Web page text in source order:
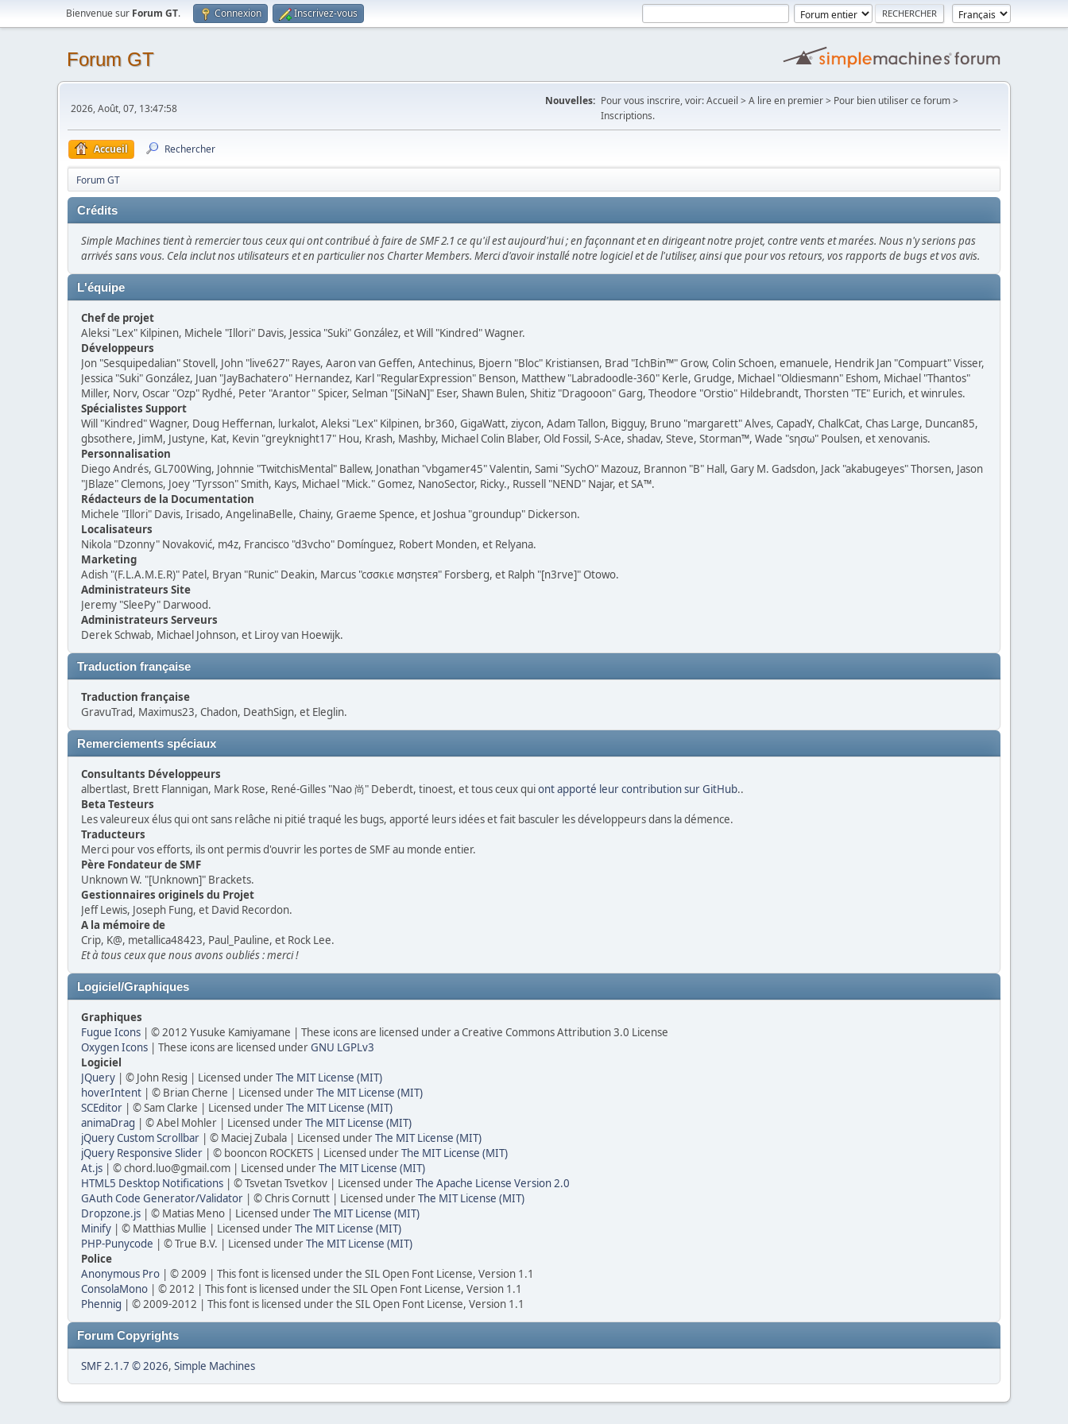
Bienvenue sur Forum GT. Connexion Inscrivez-vous
Forum GT
2026, Août, 07, 13:47:58
Nouvelles: Pour vous inscrire, voir: Accueil > A lire en premier > Pour bien utiliser ce forum >
Inscriptions.
Accueil Rechercher
Forum GT
Crédits
Simple Machines tient à remercier tous ceux qui ont contribué à faire de SMF 2.1 ce qu'il est aujourd'hui ; en façonnant et en dirigeant notre projet, contre vents et marées. Nous n'y serions pas
arrivés sans vous. Cela inclut nos utilisateurs et en particulier nos Charter Members. Merci d'avoir installé notre logiciel et de l'utiliser, ainsi que pour vos retours, vos rapports de bugs et vos avis.
L'équipe
Chef de projet
Aleksi "Lex" Kilpinen, Michele "Illori" Davis, Jessica "Suki" González, et Will "Kindred" Wagner.
Développeurs
Jon "Sesquipedalian" Stovell, John "live627" Rayes, Aaron van Geffen, Antechinus, Bjoern "Bloc" Kristiansen, Brad "IchBin™" Grow, Colin Schoen, emanuele, Hendrik Jan "Compuart" Visser,
Jessica "Suki" González, Juan "JayBachatero" Hernandez, Karl "RegularExpression" Benson, Matthew "Labradoodle-360" Kerle, Grudge, Michael "Oldiesmann" Eshom, Michael "Thantos"
Miller, Norv, Oscar "Ozp" Rydhé, Peter "Arantor" Spicer, Selman "[SiNaN]" Eser, Shawn Bulen, Shitiz "Dragooon" Garg, Theodore "Orstio" Hildebrandt, Thorsten "TE" Eurich, et winrules.
Spécialistes Support
Will "Kindred" Wagner, Doug Heffernan, lurkalot, Aleksi "Lex" Kilpinen, br360, GigaWatt, ziycon, Adam Tallon, Bigguy, Bruno "margarett" Alves, CapadY, ChalkCat, Chas Large, Duncan85,
gbsothere, JimM, Justyne, Kat, Kevin "greyknight17" Hou, Krash, Mashby, Michael Colin Blaber, Old Fossil, S-Ace, shadav, Steve, Storman™, Wade "sησω" Poulsen, et xenovanis.
Personnalisation
Diego Andrés, GL700Wing, Johnnie "TwitchisMental" Ballew, Jonathan "vbgamer45" Valentin, Sami "SychO" Mazouz, Brannon "B" Hall, Gary M. Gadsdon, Jack "akabugeyes" Thorsen, Jason
"JBlaze" Clemons, Joey "Tyrsson" Smith, Kays, Michael "Mick." Gomez, NanoSector, Ricky., Russell "NEND" Najar, et SA™.
Rédacteurs de la Documentation
Michele "Illori" Davis, Irisado, AngelinaBelle, Chainy, Graeme Spence, et Joshua "groundup" Dickerson.
Localisateurs
Nikola "Dzonny" Novaković, m4z, Francisco "d3vcho" Domínguez, Robert Monden, et Relyana.
Marketing
Adish "(F.L.A.M.E.R)" Patel, Bryan "Runic" Deakin, Marcus "cσσкιє мσηѕтєя" Forsberg, et Ralph "[n3rve]" Otowo.
Administrateurs Site
Jeremy "SleePy" Darwood.
Administrateurs Serveurs
Derek Schwab, Michael Johnson, et Liroy van Hoewijk.
Traduction française
Traduction française
GravuTrad, Maximus23, Chadon, DeathSign, et Eleglin.
Remerciements spéciaux
Consultants Développeurs
albertlast, Brett Flannigan, Mark Rose, René-Gilles "Nao 尚" Deberdt, tinoest, et tous ceux quiont apporté leur contribution sur GitHub..
Beta Testeurs
Les valeureux élus qui ont sans relâche ni pitié traqué les bugs, apporté leurs idées et fait basculer les développeurs dans la démence.
Traducteurs
Merci pour vos efforts, ils ont permis d'ouvrir les portes de SMF au monde entier.
Père Fondateur de SMF
Unknown W. "[Unknown]" Brackets.
Gestionnaires originels du Projet
Jeff Lewis, Joseph Fung, et David Recordon.
A la mémoire de
Crip, K@, metallica48423, Paul_Pauline, et Rock Lee.
Et à tous ceux que nous avons oubliés : merci !
Logiciel/Graphiques
Graphiques
Fugue Icons | © 2012 Yusuke Kamiyamane | These icons are licensed under a Creative Commons Attribution 3.0 License
Oxygen Icons | These icons are licensed underGNU LGPLv3
Logiciel
JQuery | © John Resig | Licensed underThe MIT License (MIT)
hoverIntent | © Brian Cherne | Licensed underThe MIT License (MIT)
SCEditor | © Sam Clarke | Licensed underThe MIT License (MIT)
animaDrag | © Abel Mohler | Licensed underThe MIT License (MIT)
jQuery Custom Scrollbar | © Maciej Zubala | Licensed underThe MIT License (MIT)
jQuery Responsive Slider | © booncon ROCKETS | Licensed underThe MIT License (MIT)
At.js | © chord.luo@gmail.com | Licensed underThe MIT License (MIT)
HTML5 Desktop Notifications | © Tsvetan Tsvetkov | Licensed underThe Apache License Version 2.0
GAuth Code Generator/Validator | © Chris Cornutt | Licensed underThe MIT License (MIT)
Dropzone.js | © Matias Meno | Licensed underThe MIT License (MIT)
Minify | © Matthias Mullie | Licensed underThe MIT License (MIT)
PHP-Punycode | © True B.V. | Licensed underThe MIT License (MIT)
Police
Anonymous Pro | © 2009 | This font is licensed under the SIL Open Font License, Version 1.1
ConsolaMono | © 2012 | This font is licensed under the SIL Open Font License, Version 1.1
Phennig | © 2009-2012 | This font is licensed under the SIL Open Font License, Version 1.1
Forum Copyrights
SMF 2.1.7 © 2026, Simple Machines